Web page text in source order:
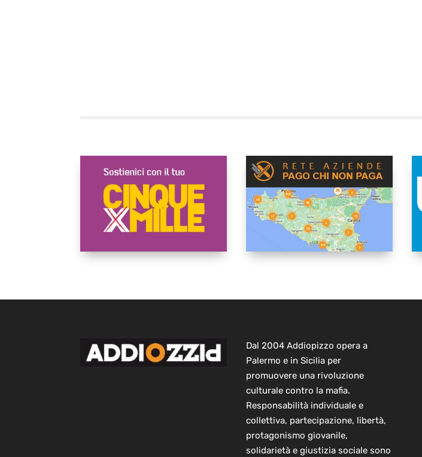
Dal 2004 Addiopizzo opera a
Palermo e in Sicilia per
promuovere una rivoluzione
culturale contro la mafia.
Responsabilità individuale e
collettiva, partecipazione, libertà,
protagonismo giovanile,
solidarietà e giustizia sociale sono